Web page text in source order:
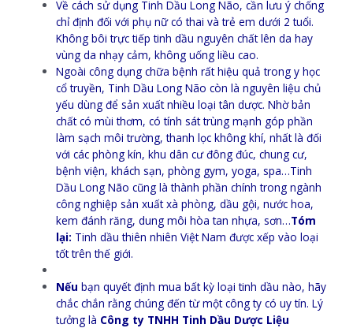
Về cách sử dụng Tinh Dầu Long Não, cần lưu ý chống
chỉ định đối với phụ nữ có thai và trẻ em dưới 2 tuổi.
Không bôi trực tiếp tinh dầu nguyên chất lên da hay
vùng da nhạy cảm, không uống liều cao.
Ngoài công dụng chữa bệnh rất hiệu quả trong y học
cổ truyền, Tinh Dầu Long Não còn là nguyên liệu chủ
yếu dùng để sản xuất nhiều loại tân dược. Nhờ bản
chất có mùi thơm, có tính sát trùng mạnh góp phần
làm sạch môi trường, thanh lọc không khí, nhất là đối
với các phòng kín, khu dân cư đông đúc, chung cư,
bệnh viện, khách sạn, phòng gym, yoga, spa…Tinh
Dầu Long Não cũng là thành phần chính trong ngành
công nghiệp sản xuất xà phòng, dầu gội, nước hoa,
kem đánh răng, dung môi hòa tan nhựa, sơn…Tóm
lại: Tinh dầu thiên nhiên Việt Nam được xếp vào loại
tốt trên thế giới.
Nếu bạn quyết định mua bất kỳ loại tinh dầu nào, hãy
chắc chắn rằng chúng đến từ một công ty có uy tín. Lý
tưởng là Công ty TNHH Tinh Dầu Dược Liệu